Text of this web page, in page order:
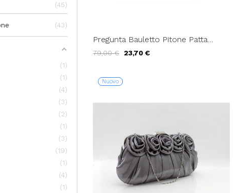
45
43
1
1
4
3
2
1
3
19
1
4
1
Pregunta Bauletto Pitone Patta
79,00 € 23,70 €
Nuovo